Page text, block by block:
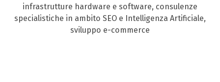
infrastrutture hardware e software, consulenze
specialistiche in ambito SEO e Intelligenza Artificiale,
sviluppo e-commerce